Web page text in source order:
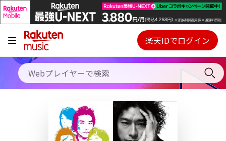
キャンペーン
料金プラン
使い方
初回30日間無料お試し
Webプレイヤー
ご契約内容の確認・変更
楽天IDでログイン